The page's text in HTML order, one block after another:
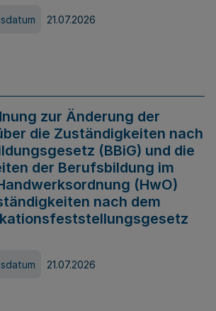
21.07.2026
zur Änderung der
die Zuständigkeiten nach
(BBiG) und die
der Berufsbildung im
(HwO)
nach dem
21.07.2026